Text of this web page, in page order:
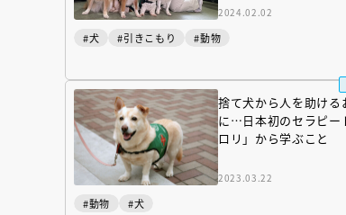
2024.02.02
#犬 #引きこもり #動物
捨て犬から人を助ける
に…日本初のセラピー
ロリ」から学ぶこと
2023.03.22
#動物 #犬